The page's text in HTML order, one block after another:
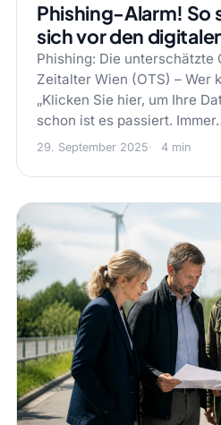
Phishing-Alarm! So
sich vor den
Phishing: Die unterschätzte
Zeitalter Wien (OTS) – Wer
„Klicken Sie hier, um Ihre
schon ist es passiert.
29. September 2025 4 min